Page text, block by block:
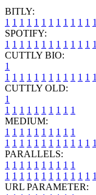
BITLY:
1 1 1 1 1 1 1 1 1 1 1 1 1
SPOTIFY:
1 1 1 1 1 1 1 1 1 1 1 1 1
CUTTLY BIO:
1
1 1 1 1 1 1 1 1 1 1 1 1 1
CUTTLY OLD:
1
1 1 1 1 1 1 1 1 1 1
MEDIUM:
1 1 1 1 1 1 1 1 1 1
1 1 1 1 1 1 1 1 1 1 1 1 1
PARALLELS:
1 1 1 1 1 1 1 1 1 1
1 1 1 1 1 1 1 1 1 1 1 1 1
URL PARAMETER: